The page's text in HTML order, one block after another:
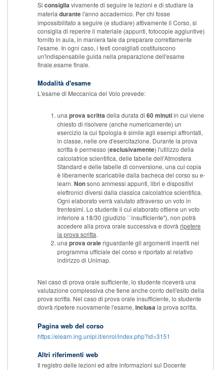
Si consigliavivamente di seguire le lezioni e di studiare la
materia durantel'anno accademico. Per chi fosse
impossibilitato a seguire (e studiare) attivamente il Corso, si
consiglia di reperire il materiale (appunti, fotocopie aggiuntive)
fornito in aula, in maniera tale da preparare correttamente
l'esame. In ogni caso, i testi consigliati costituiscono
un'indispensabile guida nella preparazione dell'esame
finale.esame finale.
Modalità d'esame
L'esame di Meccanica del Volo prevede:
una prova scrittadella durata di 60 minutiin cui viene
chiesto di risolvere (anche numericamente) un
esercizio la cui tipologia è simile agli esempi affrontati,
in classe, nelle ore d'esercitazione. Durante la prova
scritta è permesso (esclusivamente) l'utilizzo della
calcolatrice scientifica, delle tabelle dell'Atmosfera
Standard e delle tabelle di conversione, una cui copia
è liberamente scaricabile dalla bacheca del corso su e-
learn. Nonsono ammessi appunti, libri e dispositivi
elettronici diversi dalla classica calcolatrice scientifica.
Ogni elaborato verrà valutato attraverso un voto in
trentesimi. Lo studente il cui elaborato ottiene un voto
inferiore a 18/30 (giudizio ``insufficiente''), non potrà
accedere alla prova orale successiva e dovrà ripetere
la prova scritta.
una prova oraleriguardante gli argomenti inseriti nel
programma ufficiale del corso e riportato al relativo
indirizzo di Unimap.
Nel caso di prova orale sufficiente, lo studente riceverà una
valutazione complessiva che tiene anche conto dell'esito della
prova scritta. Nel caso di prova orale insufficiente, lo studente
dovrà ripetere nuovamente l'esame, inclusala prova scritta.
Pagina web del corso
https://elearn.ing.unipi.it/enrol/index.php?id=3151
Altri riferimenti web
Il registro delle lezioni ed altre informazioni sul Docente